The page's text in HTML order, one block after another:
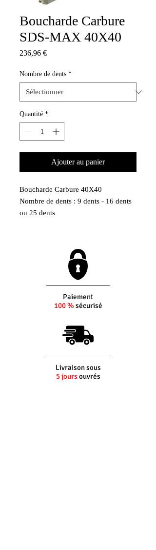
Boucharde Carbure
SDS-MAX 40X40
236,96 €Prix
Nombre de dents *
Quantité *
Ajouter au panier
Boucharde Carbure 40X40
Nombre de dents : 9 dents - 16 dents
ou 25 dents
Paiement
100 % sécurisé
Livraison sous
5 jours ouvrés